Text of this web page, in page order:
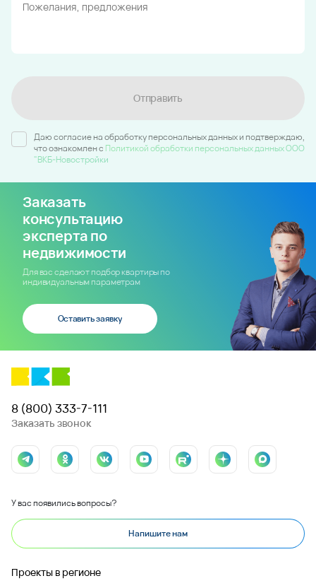
Отправить
Даю согласие на обработку персональных данных и подтверждаю,
что ознакомлен c Политикой обработки персональных данных ООО
"ВКБ-Новостройки
Заказать
консультацию
эксперта по
недвижимости
Для вас сделают подбор квартиры по
индивидуальным параметрам
Оставить заявку
8 (800) 333-7-111
Заказать звонок
У вас появились вопросы?
Напишите нам
Проекты в регионе